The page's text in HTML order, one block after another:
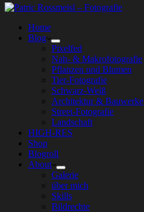
Home
Blog
Pixelfed
Nah- & Makrofotografie
Pflanzen und Blumen
Tier-Fotografie
Schwarz-Weiß
Architektur & Bauwerke
Street-Fotografie
Landschaft
HIGH-RES
Shop
Blogroll
About
Galerie
über mich
Skills
Bildrechte